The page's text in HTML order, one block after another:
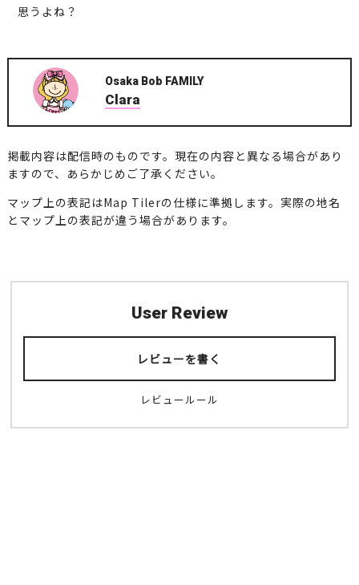
思うよね？
Osaka Bob FAMILY
Clara
掲載内容は配信時のものです。現在の内容と異なる場合があり
ますので、あらかじめご了承ください。
マップ上の表記はMap Tilerの仕様に準拠します。実際の地名
とマップ上の表記が違う場合があります。
User Review
レビューを書く
レビュールール